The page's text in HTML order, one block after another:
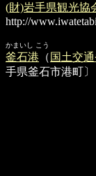
(財)岩手県観光協
http://
かまいし こう
釜石港 （ 国土交
手県釜石市港町〕